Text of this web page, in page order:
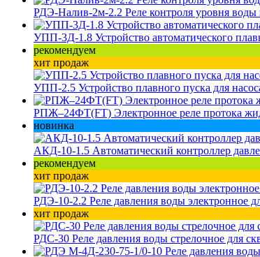
РДЭ-Налив-2м-2.2 Реле контроля уровня воды
УПП-3Д-1.8 Устройство автоматического
рекомендуем
хит продаж
УПП-2.5 Устройство плавного пуска для
РПЖ–24ФТ(FT) Электронное реле протока
новинка
АКД-10-1.5 Автоматический контроллер
рекомендуем
хит продаж
РДЭ-10-2.2 Реле давления воды электронное
хит продаж
РДС-30 Реле давления воды стрелочное для